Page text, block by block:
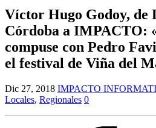
Víctor Hugo Godoy, de
Córdoba a IMPACTO:
compuse con Pedro
el festival de Viña del
Dic 27, 2018 IMPACTO
Locales, Regionales 0